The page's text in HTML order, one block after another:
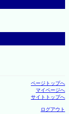
ページトップへ
マイページへ
サイトトップへ
ログアウト